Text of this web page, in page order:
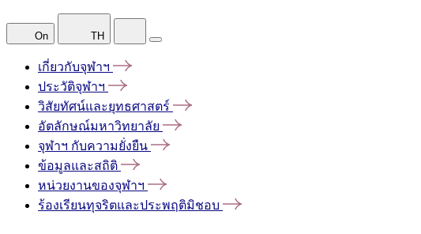
On TH
เกี่ยวกับจุฬาฯ
ประวัติจุฬาฯ
วิสัยทัศน์และยุทธศาสตร์
อัตลักษณ์มหาวิทยาลัย
จุฬาฯ กับความยั่งยืน
ข้อมูลและสถิติ
หน่วยงานของจุฬาฯ
ร้องเรียนทุจริตและประพฤติมิชอบ